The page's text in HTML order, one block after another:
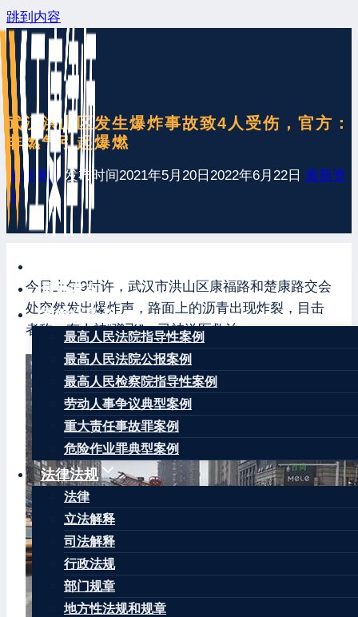
跳到内容
最新发布
案例分享
最高人民法院指导性案例
最高人民法院公报案例
最高人民检察院指导性案例
劳动人事争议典型案例
重大责任事故罪案例
危险作业罪典型案例
法律法规
法律
立法解释
司法解释
行政法规
部门规章
地方性法规和规章
武汉洪山区发生爆炸事故致4人受伤，官方：
非燃气引起爆燃
王康律师 发布时间2021年5月20日 2022年6月22日 最新资
讯
今日上午9时许，武汉市洪山区康福路和楚康路交会
处突然发出爆炸声，路面上的沥青出现炸裂，目击
者称，有人被“弹飞”，已被送医救治。